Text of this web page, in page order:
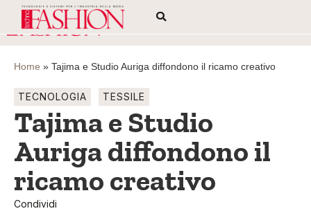
Home » Tajima e Studio Auriga diffondono il ricamo creativo
TECNOLOGIA TESSILE
Tajima e Studio
Auriga diffondono il
ricamo creativo
Condividi